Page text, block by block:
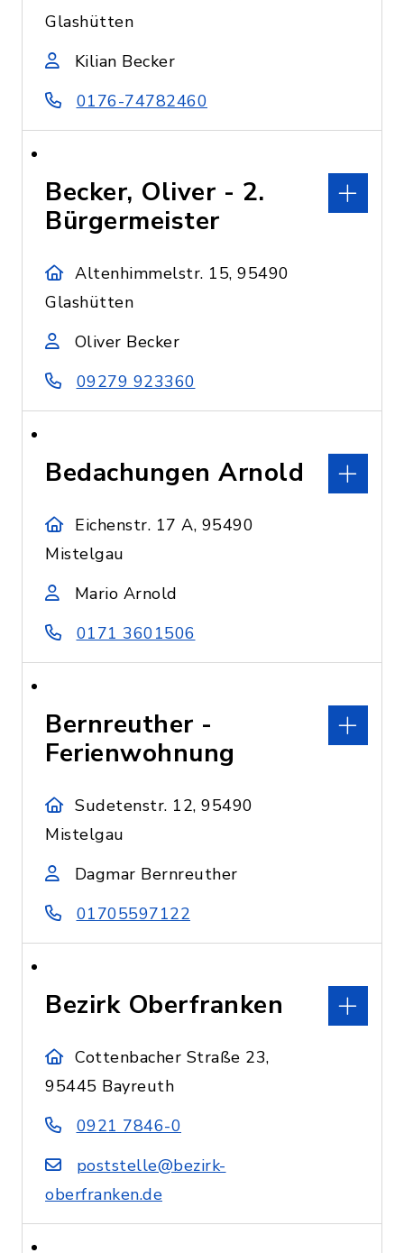
Glashütten
Kilian Becker
0176-74782460
Becker, Oliver - 2.
Bürgermeister
Altenhimmelstr. 15, 95490
Glashütten
Oliver Becker
09279 923360
Bedachungen Arnold
Eichenstr. 17 A, 95490
Mistelgau
Mario Arnold
0171 3601506
Bernreuther -
Ferienwohnung
Sudetenstr. 12, 95490
Mistelgau
Dagmar Bernreuther
01705597122
Bezirk Oberfranken
Cottenbacher Straße 23,
95445 Bayreuth
0921 7846-0
poststelle@bezirk-
oberfranken.de